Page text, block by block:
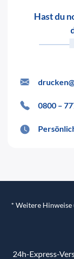
Hast du
0800 –
* Weitere
24h-Express-